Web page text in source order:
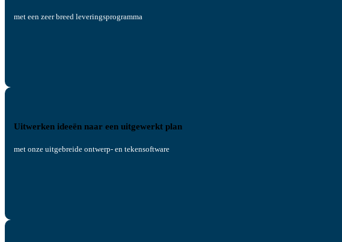
met een zeer breed leveringsprogramma
Uitwerken ideeën naar een uitgewerkt plan
met onze uitgebreide ontwerp- en tekensoftware